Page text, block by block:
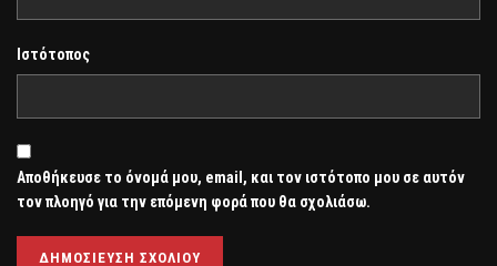
Ιστότοπος
Αποθήκευσε το όνομά μου, email, και τον ιστότοπο μου σε αυτόν
τον πλοηγό για την επόμενη φορά που θα σχολιάσω.